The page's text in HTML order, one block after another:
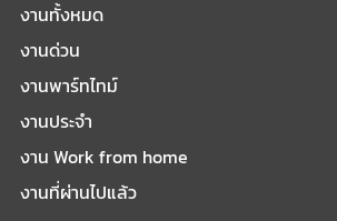
งานทั้งหมด
งานด่วน
งานพาร์ทไทม์
งานประจำ
งาน Work from home
งานที่ผ่านไปแล้ว